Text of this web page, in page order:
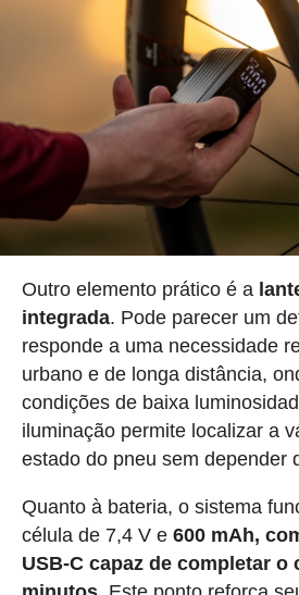
Outro elemento prático é a
integrada. Pode parecer um
responde a uma necessidade
urbano e de longa distância,
condições de baixa
iluminação permite localizar a
estado do pneu sem depender
Quanto à bateria, o sistema
célula de 7,4 V e 600 mAh,
USB-C capaz de completar o